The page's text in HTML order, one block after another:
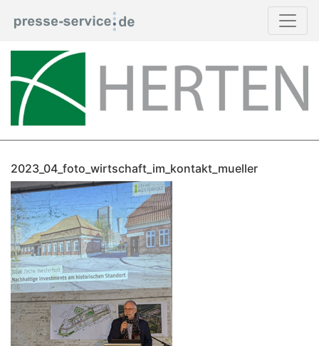
2023_04_foto_wirtschaft_im_kontakt_mueller